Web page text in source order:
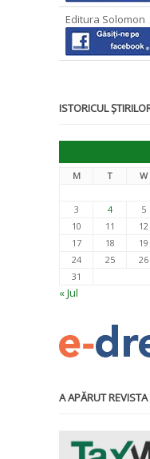
Editura Solomon
ISTORICUL
M
T W
3
4 5
10
11 12
17
18 19
24
25 26
31
« Jul
A APĂRUT